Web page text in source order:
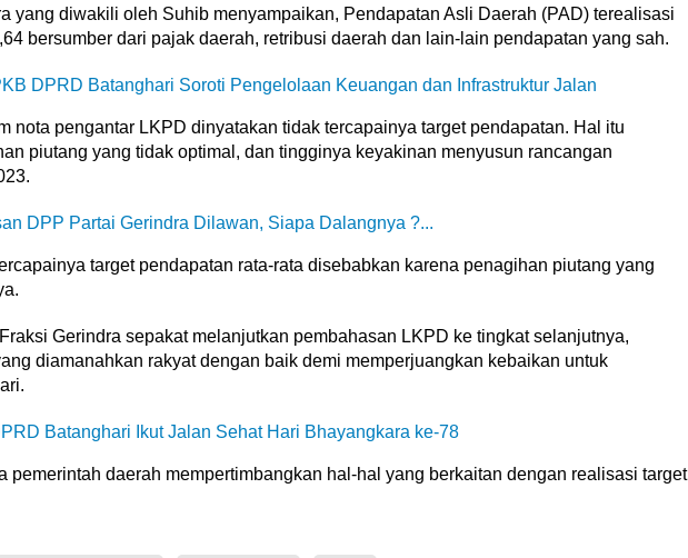
yang diwakili oleh Suhib menyampaikan, Pendapatan Asli Daerah (PAD) terealisasi
bersumber dari pajak daerah, retribusi daerah dan lain-lain pendapatan yang sah.
DPRD Batanghari Soroti Pengelolaan Keuangan dan Infrastruktur Jalan
nota pengantar LKPD dinyatakan tidak tercapainya target pendapatan. Hal itu
piutang yang tidak optimal, dan tingginya keyakinan menyusun rancangan
DPP Partai Gerindra Dilawan, Siapa Dalangnya ?...
target pendapatan rata-rata disebabkan karena penagihan piutang yang
Gerindra sepakat melanjutkan pembahasan LKPD ke tingkat selanjutnya,
diamanahkan rakyat dengan baik demi memperjuangkan kebaikan untuk
Batanghari Ikut Jalan Sehat Hari Bhayangkara ke-78
pemerintah daerah mempertimbangkan hal-hal yang berkaitan dengan realisasi target